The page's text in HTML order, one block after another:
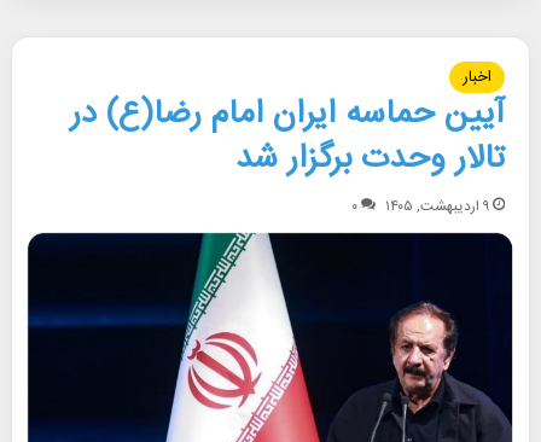
اخبار
آیین حماسه ایران امام رضا(ع) در
تالار وحدت برگزار شد
۹ اردیبهشت, ۱۴۰۵ ۰